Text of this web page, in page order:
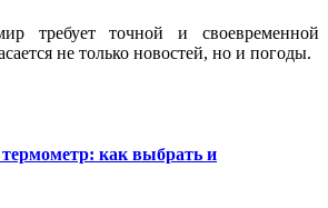
требует точной и своевременной
не только новостей, но и погоды.
как выбрать и